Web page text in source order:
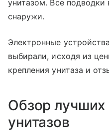
унитазом. Все
снаружи.
Электронные
выбирали, исходя из
крепления унитаза и
Обзор
унитазов